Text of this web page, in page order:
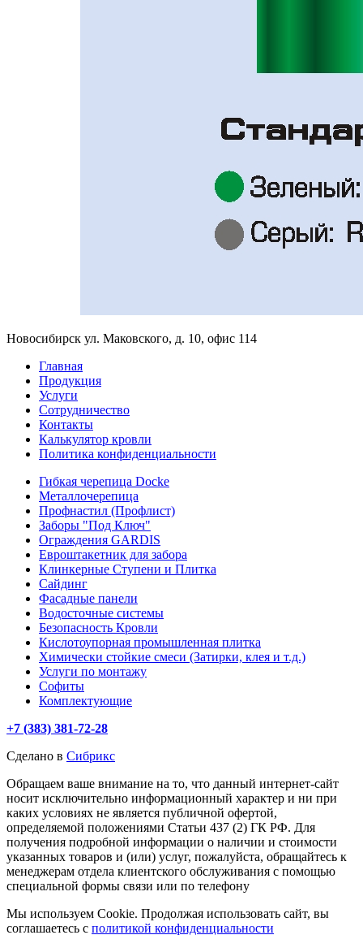
Новосибирск ул. Маковского, д. 10, офис 114
Главная
Продукция
Услуги
Сотрудничество
Контакты
Калькулятор кровли
Политика конфиденциальности
Гибкая черепица Docke
Металлочерепица
Профнастил (Профлист)
Заборы "Под Ключ"
Ограждения GARDIS
Евроштакетник для забора
Клинкерные Ступени и Плитка
Сайдинг
Фасадные панели
Водосточные системы
Безопасность Кровли
Кислотоупорная промышленная плитка
Химически стойкие смеси (Затирки, клея и т.д.)
Услуги по монтажу
Софиты
Комплектующие
+7 (383) 381-72-28
Сделано в Сибрикс
Обращаем ваше внимание на то, что данный интернет-сайт
носит исключительно информационный характер и ни при
каких условиях не является публичной офертой,
определяемой положениями Статьи 437 (2) ГК РФ. Для
получения подробной информации о наличии и стоимости
указанных товаров и (или) услуг, пожалуйста, обращайтесь к
менеджерам отдела клиентского обслуживания с помощью
специальной формы связи или по телефону
Мы используем Cookie. Продолжая использовать сайт, вы
соглашаетесь с политикой конфиденциальности